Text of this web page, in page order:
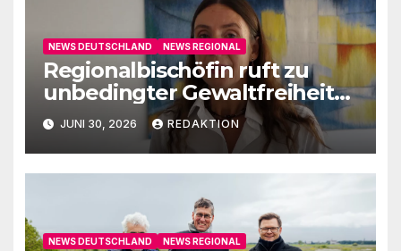
NEWS DEUTSCHLAND NEWS REGIONAL
Regionalbischöfin ruft zu
unbedingter Gewaltfreiheit
aufJUNI 30, 2026 REDAKTION
NEWS DEUTSCHLAND NEWS REGIONAL